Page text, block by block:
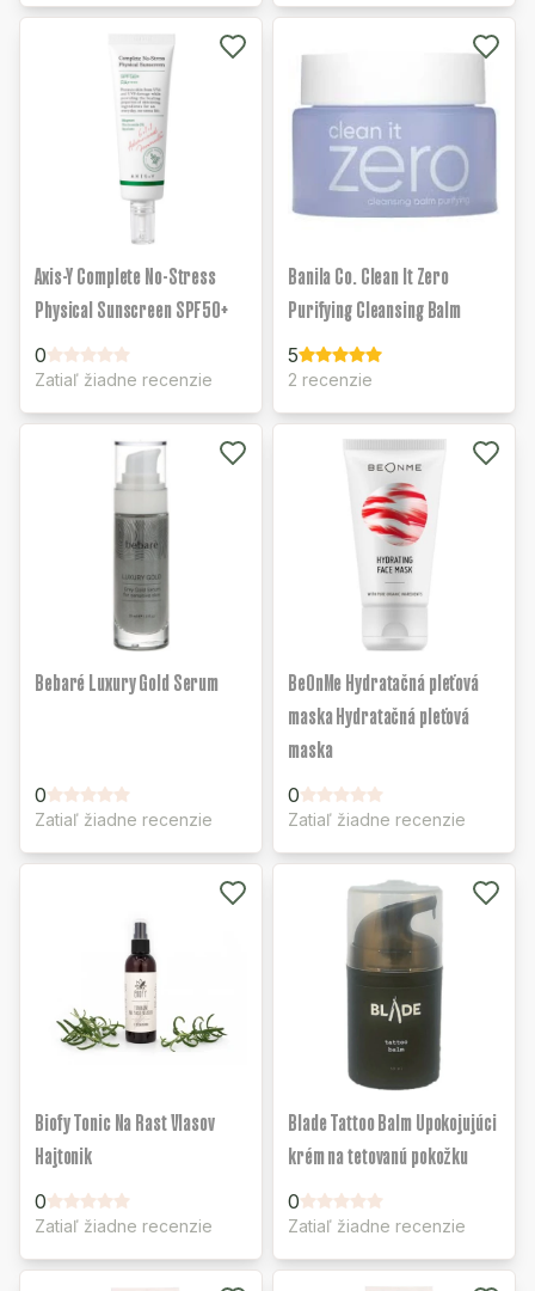
Axis-Y Complete No-Stress
Physical Sunscreen SPF50+
0
Zatiaľ žiadne recenzie
Banila Co. Clean It Zero
Purifying Cleansing Balm
5
2 recenzie
Bebaré Luxury Gold Serum
0
Zatiaľ žiadne recenzie
BeOnMe Hydratačná pleťová
maska Hydratačná pleťová
maska
0
Zatiaľ žiadne recenzie
Biofy Tonic Na Rast Vlasov
Hajtonik
0
Zatiaľ žiadne recenzie
Blade Tattoo Balm Upokojujúci
krém na tetovanú pokožku
0
Zatiaľ žiadne recenzie